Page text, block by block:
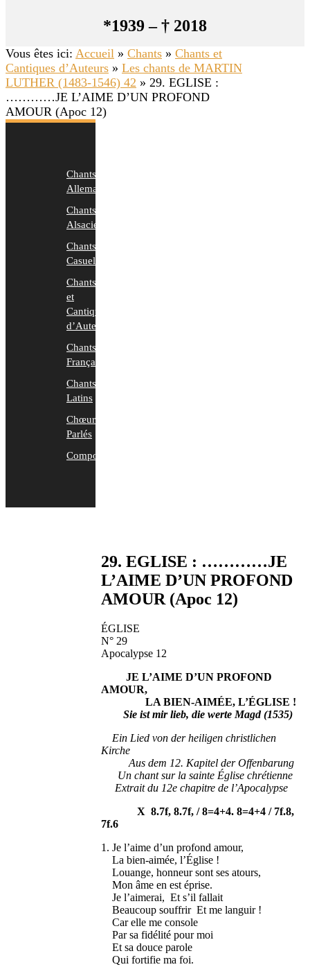
*1939 – † 2018
29. EGLISE : …………JE
L’AIME D’UN PROFOND
AMOUR (Apoc 12)
ÉGLISE
N° 29
Apocalypse 12
JE L’AIME D’UN PROFOND
AMOUR,
LA BIEN-AIMÉE, L’ÉGLISE !
Sie ist mir lieb, die werte Magd (1535)
Ein Lied von der heiligen christlichen
Kirche
Aus dem 12. Kapitel der Offenbarung
Un chant sur la sainte Église chrétienne
Extrait du 12e chapitre de l’Apocalypse
X 8.7f, 8.7f, / 8=4+4. 8=4+4 / 7f.8,
7f.6
1. Je l’aime d’un profond amour,
La bien-aimée, l’Église !
Louange, honneur sont ses atours,
Mon âme en est éprise.
Je l’aimerai, Et s’il fallait
Beaucoup souffrir Et me languir !
Car elle me console
Par sa fidélité pour moi
Et sa douce parole
Qui fortifie ma foi.
Vous êtes ici: Accueil » Chants » Chants et
Cantiques d’Auteurs » Les chants de MARTIN
LUTHER (1483-1546) 42 » 29. EGLISE :
…………JE L’AIME D’UN PROFOND
AMOUR (Apoc 12)
Chants
Allemands
Chants
Alsaciens
Chants
Casuels
Chants
et
Cantiques
d’Auteurs
Chants
Français
Chants
Latins
Chœurs
Parlés
Compositions